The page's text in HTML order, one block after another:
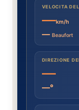
VELOCITA
—km/h
— Beaufort
DIREZIONE
—
—°